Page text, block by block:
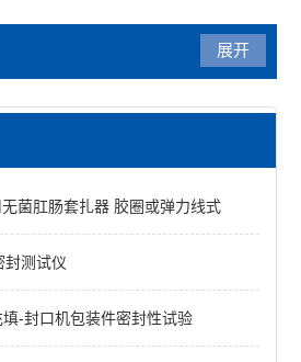
展开
菌肛肠套扎器 胶圈或弹力线式
封测试仪
-封口机包装件密封性试验